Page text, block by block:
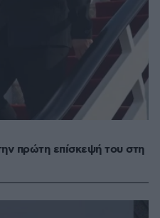
πρώτη επίσκεψή του στη